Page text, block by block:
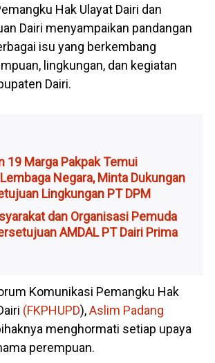
Hak Ulayat Dairi dan
Dairi menyampaikan pandangan
isu yang berkembang
lingkungan, dan kegiatan
Dairi.
19 Marga Pakpak Temui
Negara, Minta Dukungan
Lingkungan PT DPM
dan Organisasi Pemuda
AMDAL PT Dairi Prima
Komunikasi Pemangku Hak
(FKPHUPD),Aslim Padang
menghormati setiap upaya
perempuan.